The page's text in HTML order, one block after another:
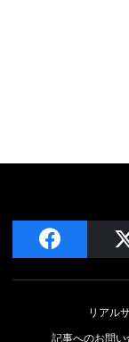
リアル
記事へのお問